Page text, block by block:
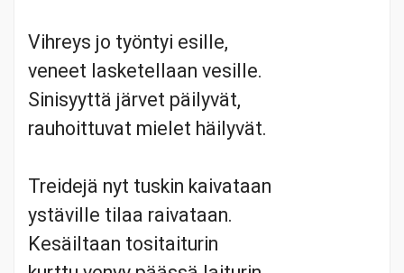
Vihreys jo työntyi esille,
veneet lasketellaan vesille.
Sinisyyttä järvet päilyvät,
rauhoittuvat mielet häilyvät.
Treidejä nyt tuskin kaivataan
ystäville tilaa raivataan.
Kesäiltaan tositaiturin